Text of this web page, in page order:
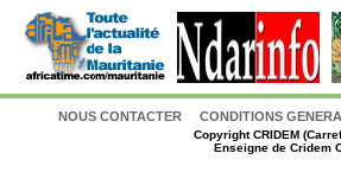
NOUS CONTACTER CONDITIONS
CopyrightCRIDEM
Enseigne de Cridem